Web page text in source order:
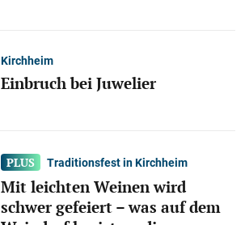
Kirchheim
Einbruch bei Juwelier
Traditionsfest in Kirchheim
Mit leichten Weinen wird
schwer gefeiert – was auf dem